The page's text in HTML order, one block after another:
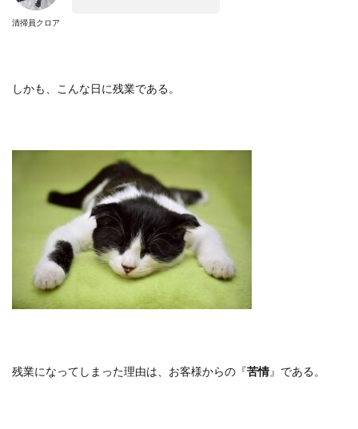
清掃員クロア
しかも、こんな日に残業である。
残業になってしまった理由は、お客様からの『苦情』である。